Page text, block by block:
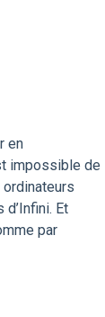
en
impossible de
Et
par